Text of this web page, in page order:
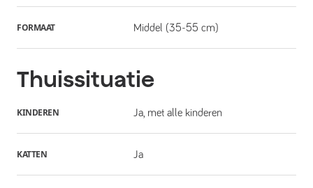
FORMAAT Middel (35-55 cm)
Thuissituatie
KINDEREN Ja, met alle kinderen
KATTEN Ja